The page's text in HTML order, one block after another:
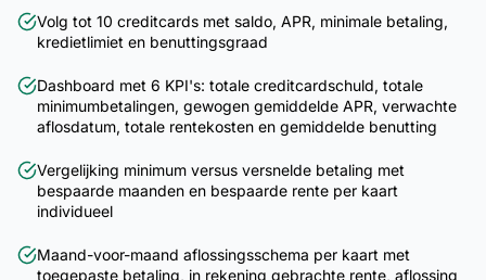
Volg tot 10 creditcards met saldo, APR, minimale betaling,
kredietlimiet en benuttingsgraad
Dashboard met 6 KPI's: totale creditcardschuld, totale
minimumbetalingen, gewogen gemiddelde APR, verwachte
aflosdatum, totale rentekosten en gemiddelde benutting
Vergelijking minimum versus versnelde betaling met
bespaarde maanden en bespaarde rente per kaart
individueel
Maand-voor-maand aflossingsschema per kaart met
toegepaste betaling, in rekening gebrachte rente, aflossing